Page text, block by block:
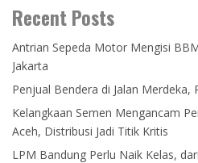
Recent Posts
Antrian Sepeda Motor Mengisi
Jakarta
Penjual Bendera di Jalan Merdeka,
Kelangkaan Semen Mengancam
Aceh, Distribusi Jadi Titik Kritis
LPM Bandung Perlu Naik Kelas,